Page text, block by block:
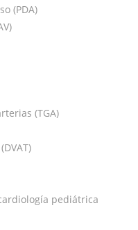
(PDA)
(TGA)
pediátrica